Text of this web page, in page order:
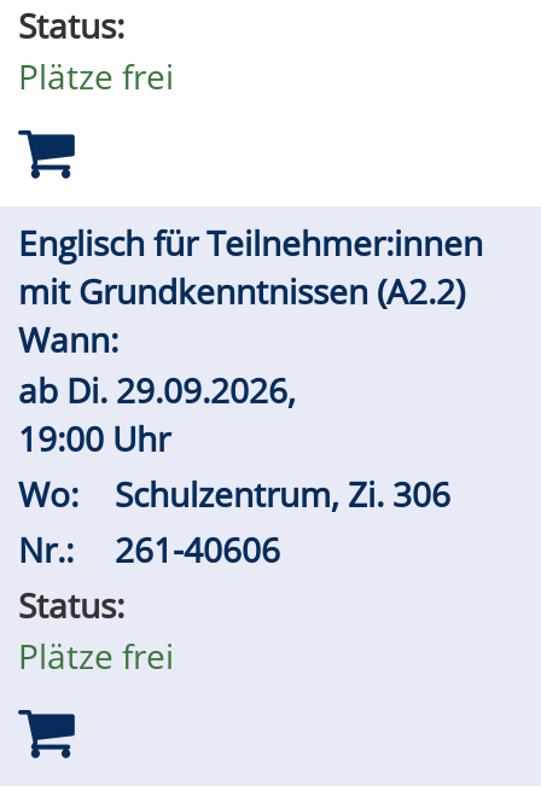
Status:
Plätze frei
Englisch für Teilnehmer:innen
mit Grundkenntnissen (A2.2)
Wann:
ab Di. 29.09.2026,
19:00 Uhr
Wo:
Schulzentrum, Zi. 306
Nr.:
261-40606
Status:
Plätze frei